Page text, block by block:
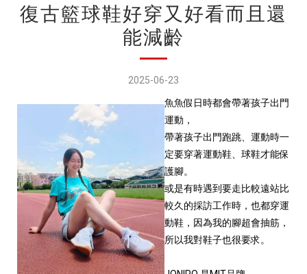
復古籃球鞋好穿又好看而且還
能減齡
2025-06-23
魚魚假日時都會帶著孩子出門
運動，
帶著孩子出門跑跳、運動時一
定要穿著運動鞋、球鞋才能保
護腳。
或是有時遇到要走比較遠站比
較久的採訪工作時，也都穿運
動鞋，因為我的腳超會抽筋，
所以我對鞋子也很要求。